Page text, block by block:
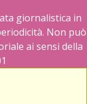
giornalistica in
Non può
ai sensi della